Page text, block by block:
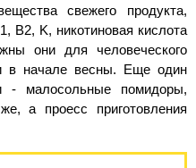
свежего продукта,
B2, K, никотиновая кислота
они для человеческого
в начале весны. Еще один
- малосольные помидоры,
а проесс приготовления